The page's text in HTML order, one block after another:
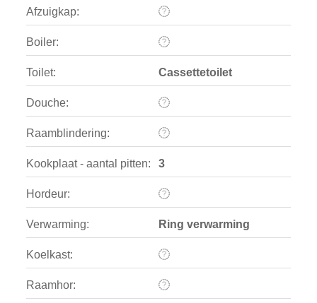
Afzuigkap:
Boiler:
Toilet: Cassettetoilet
Douche:
Raamblindering:
Kookplaat - aantal pitten: 3
Hordeur:
Verwarming: Ring verwarming
Koelkast:
Raamhor: